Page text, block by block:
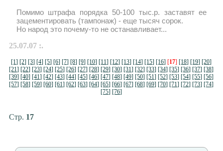
Помимо штрафа порядка 50-100 тыс.р. заставят ее
зацементировать (тампонаж) - еще тысяч сорок.
Но народ это почему-то не останавливает...
25.07.07 :.
[1] [2] [3] [4] [5] [6] [7] [8] [9] [10] [11] [12] [13] [14] [15] [16] [17] [18] [19] [20]
[21] [22] [23] [24] [25] [26] [27] [28] [29] [30] [31] [32] [33] [34] [35] [36] [37] [38]
[39] [40] [41] [42] [43] [44] [45] [46] [47] [48] [49] [50] [51] [52] [53] [54] [55] [56]
[57] [58] [59] [60] [61] [62] [63] [64] [65] [66] [67] [68] [69] [70] [71] [72] [73] [74]
[75] [76]
Стр. 17